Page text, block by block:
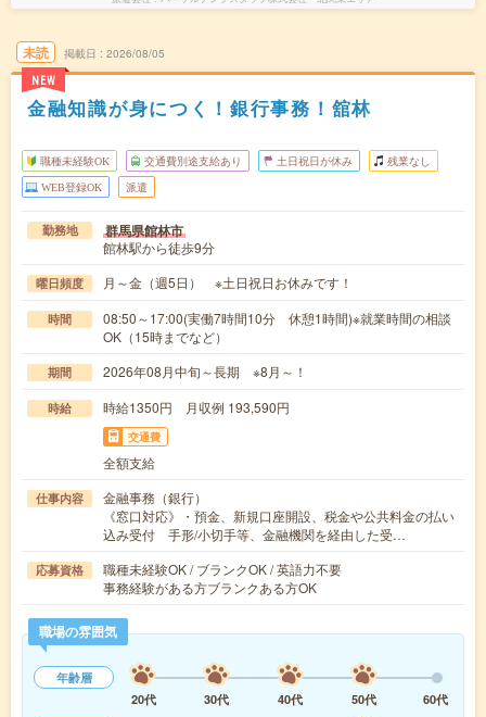
未読
NEW
掲載日 2026/08/05
金融知識が身につく！銀行事務！舘林
職種未経験OK 交通費別途支給あり 土日祝日が休み 残業なし
WEB登録OK 派遣
勤務地 群馬県館林市
館林駅から徒歩9分
曜日頻度 月～金（週5日） ※土日祝日お休みです！
時間
08:50～17:00(実働7時間10分 休憩1時間)※就業時間の相談
OK（15時までなど）
期間 2026年08月中旬～長期 ※8月～！
時給 時給1350円 月収例 193,590円
交通費
全額支給
仕事内容
金融事務（銀行）
《窓口対応》・預金、新規口座開設、税金や公共料金の払い
込み受付 手形/小切手等、金融機関を経由した受…
応募資格
職種未経験OK / ブランクOK / 英語力不要
事務経験がある方ブランクある方OK
職場の雰囲気
年齢層
20代
30代 40代 50代
60代